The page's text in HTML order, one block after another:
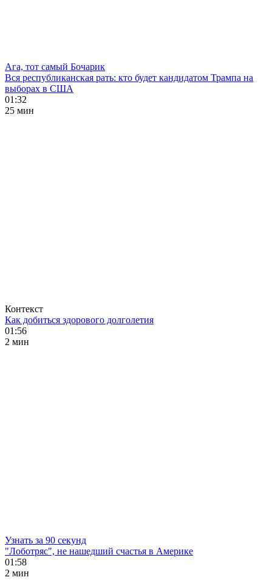
Ага, тот самый Бочарик
Вся республиканская рать: кто будет кандидатом Трампа на
выборах в США
01:32
25 мин
Контекст
Как добиться здорового долголетия
01:56
2 мин
Узнать за 90 секунд
"Лоботряс", не нашедший счастья в Америке
01:58
2 мин